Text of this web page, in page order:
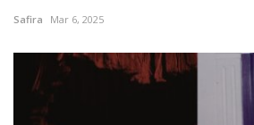
Safira Mar 6, 2025